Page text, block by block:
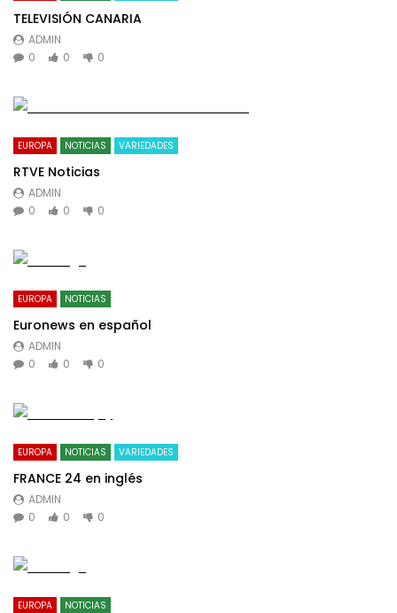
TELEVISIÓN CANARIA
ADMIN
0
0 0
EUROPA NOTICIAS VARIEDADES
RTVE Noticias
ADMIN
0
0 0
EUROPA NOTICIAS
Euronews en español
ADMIN
0
0 0
EUROPA NOTICIAS VARIEDADES
FRANCE 24 en inglés
ADMIN
0
0 0
EUROPA NOTICIAS